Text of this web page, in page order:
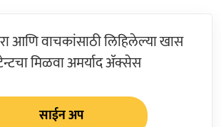
आणि वाचकांसाठी लिहिलेल्या खास
मिळवा अमर्याद ॲक्सेस
साईन अप